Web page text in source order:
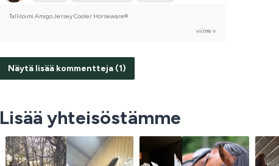
Talliloimi Amigo Jersey Cooler Horseware®
viime v
Näytä lisää kommentteja (1)
Lisää yhteisöstämme